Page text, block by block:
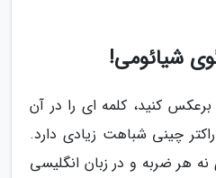
کنید، کلمه ای را در آن
چینی شباهت زیادی دارد.
هر ضربه و در زبان انگلیسی